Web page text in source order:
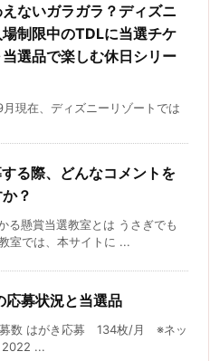
ないガラガラ？ディズニ
制限中のTDLに当選チケ
選品で楽しむ休日シリー
現在、ディズニーリゾートでは
る際、どんなコメントを
？
る懸賞当選教室とは うさぎでも
室では、本サイトに ...
募状況と当選品
数 はがき応募 134枚/月 ※ネッ
...